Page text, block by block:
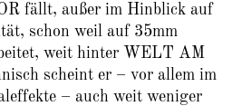
fällt, außer im Hinblick auf
schon weil auf 35mm
weit hinter WELT AM
scheint er – vor allem im
– auch weit weniger